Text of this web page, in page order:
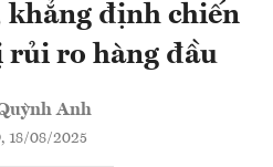
định chiến
rủi ro hàng đầu
Anh
18/08/2025